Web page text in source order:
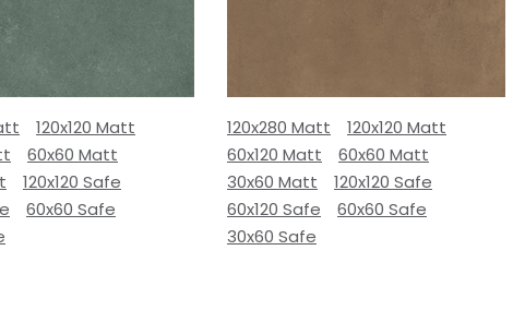
120x120 Matt
60x60 Matt
120x120 Safe
60x60 Safe
120x280 Matt
120x120 Matt
60x120 Matt
60x60 Matt
30x60 Matt
120x120 Safe
60x120 Safe
60x60 Safe
30x60 Safe